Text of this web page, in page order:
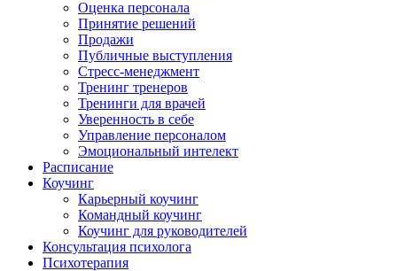
Оценка персонала
Принятие решений
Продажи
Публичные выступления
Стресс-менеджмент
Тренинг тренеров
Тренинги для врачей
Уверенность в себе
Управление персоналом
Эмоциональный интелект
Расписание
Коучинг
Карьерный коучинг
Командный коучинг
Коучинг для руководителей
Консультация психолога
Психотерапия